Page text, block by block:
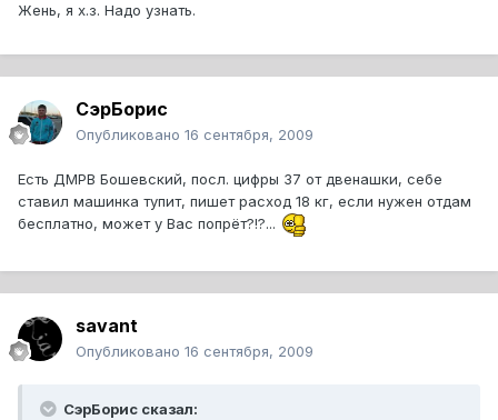
Жень, я х.з. Надо узнать.
СэрБорис
Опубликовано 16 сентября, 2009
Есть ДМРВ Бошевский, посл. цифры 37 от двенашки, себе
ставил машинка тупит, пишет расход 18 кг, если нужен отдам
бесплатно, может у Вас попрёт?!?...
savant
Опубликовано 16 сентября, 2009
СэрБорис сказал: